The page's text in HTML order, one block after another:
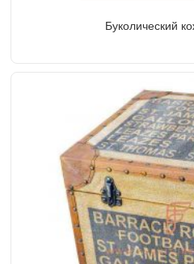
Буколический